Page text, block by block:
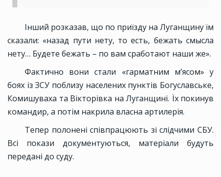
Інший розказав, що по приїзду на Луганщину їм
сказали: «назад пути нету, то есть, бежать смысла
нету… Будете бежать – по вам сработают наши же».
Фактично вони стали «гарматним м’ясом» у
боях із ЗСУ поблизу населених пунктів Богуславське,
Комишуваха та Вікторівка на Луганщині. Їх покинув
командир, а потім накрила власна артилерія.
Тепер полонені співпрацюють зі слідчими СБУ.
Всі покази документуються, матеріали будуть
передані до суду.